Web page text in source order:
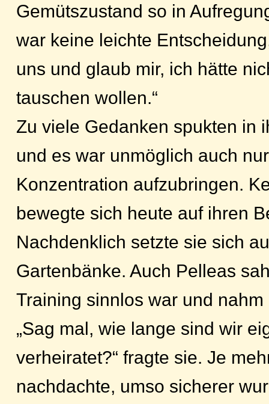
Gemütszustand so in
war keine leichte
uns und glaub mir, ich hätte
tauschen wollen.“
Zu viele Gedanken spukten in
und es war unmöglich auch
Konzentration aufzubringen.
bewegte sich heute auf ihren
Nachdenklich setzte sie sich
Gartenbänke. Auch Pelleas
Training sinnlos war und
„Sag mal, wie lange sind wir
verheiratet?“ fragte sie. Je
nachdachte, umso sicherer